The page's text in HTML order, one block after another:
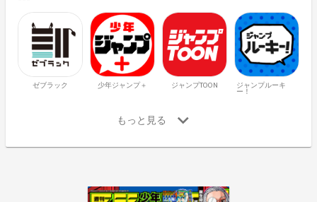
ゼブラック 少年ジャンプ＋ ジャンプTOON
ジャンプルーキ
ー！